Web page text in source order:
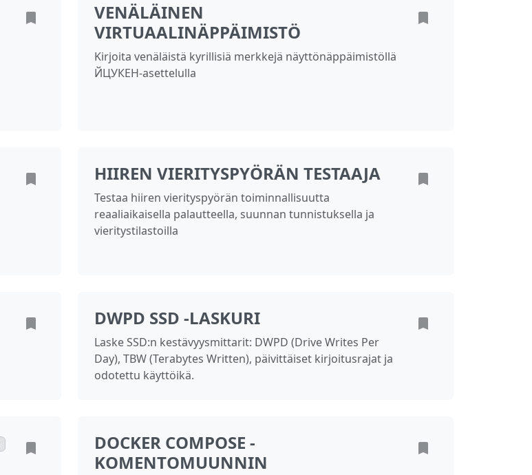
VENÄLÄINEN
VIRTUAALINÄPPÄIMISTÖ
Kirjoita venäläistä kyrillisiä merkkejä näyttönäppäimistöllä
ЙЦУКЕН-asettelulla
HIIREN VIERITYSPYÖRÄN TESTAAJA
Testaa hiiren vierityspyörän toiminnallisuutta
reaaliaikaisella palautteella, suunnan tunnistuksella ja
vieritystilastoilla
DWPD SSD -LASKURI
Laske SSD:n kestävyysmittarit: DWPD (Drive Writes Per
Day), TBW (Terabytes Written), päivittäiset kirjoitusrajat ja
odotettu käyttöikä.
DOCKER COMPOSE -
KOMENTOMUUNNIN